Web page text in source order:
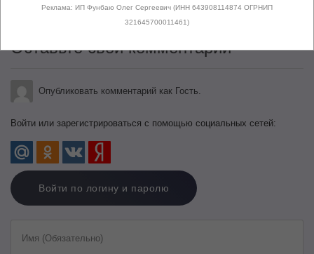
Оставьте свой комментарий
Опубликовать комментарий как Гость.
Войти или зарегистрироваться с помощью социальных сетей:
Войти по логину и паролю
Имя (Обязательно)
Реклама: ИП Фунбаю Олег Сергеевич (ИНН 643908114874 ОГРНИП
321645700011461)